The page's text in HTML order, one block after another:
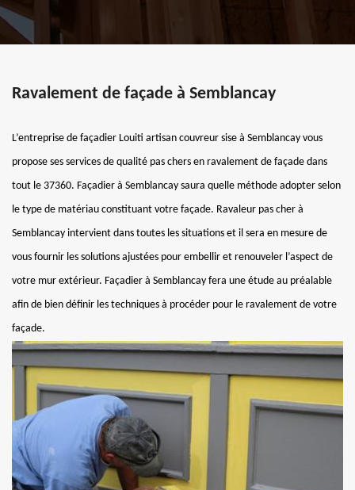
Ravalement de façade à Semblancay
L’entreprise de façadier Louiti artisan couvreur sise à Semblancay vous
propose ses services de qualité pas chers en ravalement de façade dans
tout le 37360. Façadier à Semblancay saura quelle méthode adopter selon
le type de matériau constituant votre façade. Ravaleur pas cher à
Semblancay intervient dans toutes les situations et il sera en mesure de
vous fournir les solutions ajustées pour embellir et renouveler l’aspect de
votre mur extérieur. Façadier à Semblancay fera une étude au préalable
afin de bien définir les techniques à procéder pour le ravalement de votre
façade.